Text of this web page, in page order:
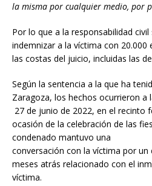
la misma por cualquier medio, por
Por lo que a la responsabilidad
indemnizar a la víctima con 20.000
las costas del juicio, incluidas las
Según la sentencia a la que ha
Zaragoza, los hechos ocurrieron a
27 de junio de 2022, en el recinto
ocasión de la celebración de las
condenado mantuvo una
conversación con la víctima por
meses atrás relacionado con el
víctima.